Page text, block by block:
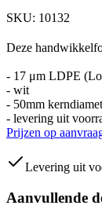
SKU: 10132
Deze
- 17 μm LDPE
- wit
- 50mm
- levering uit
Prijzen op
Levering uit
Aanvullende